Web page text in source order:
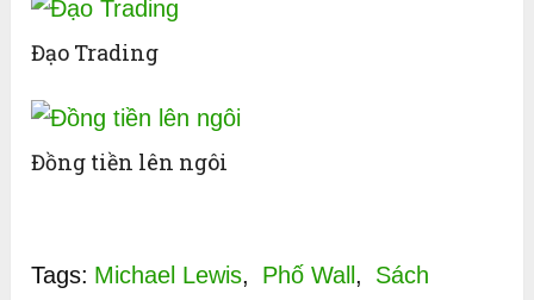
Đạo Trading
Đồng tiền lên ngôi
Tags: Michael Lewis, Phố Wall, Sách